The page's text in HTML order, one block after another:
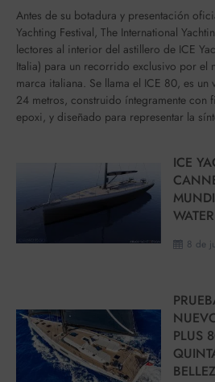
Antes de su botadura y presentación
Yachting Festival, The International
lectores al interior del astillero de ICE
Italia) para un recorrido exclusivo por el
marca italiana. Se llama el ICE 80, es
24 metros, construido íntegramente con
epoxi, y diseñado para representar la
8 de
ICE
PLUS